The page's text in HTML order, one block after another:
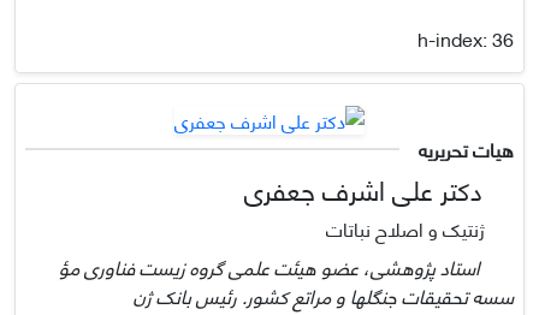
h-index:36
هیات تحریریه
دکتر علی اشرف جعفری
ژنتیک و اصلاح نباتات
استاد پژوهشی، عضو هیئت علمی گروه زیست فناوری مؤ
سسه تحقیقات جنگلها و مراتع کشور. رئیس بانک ژن